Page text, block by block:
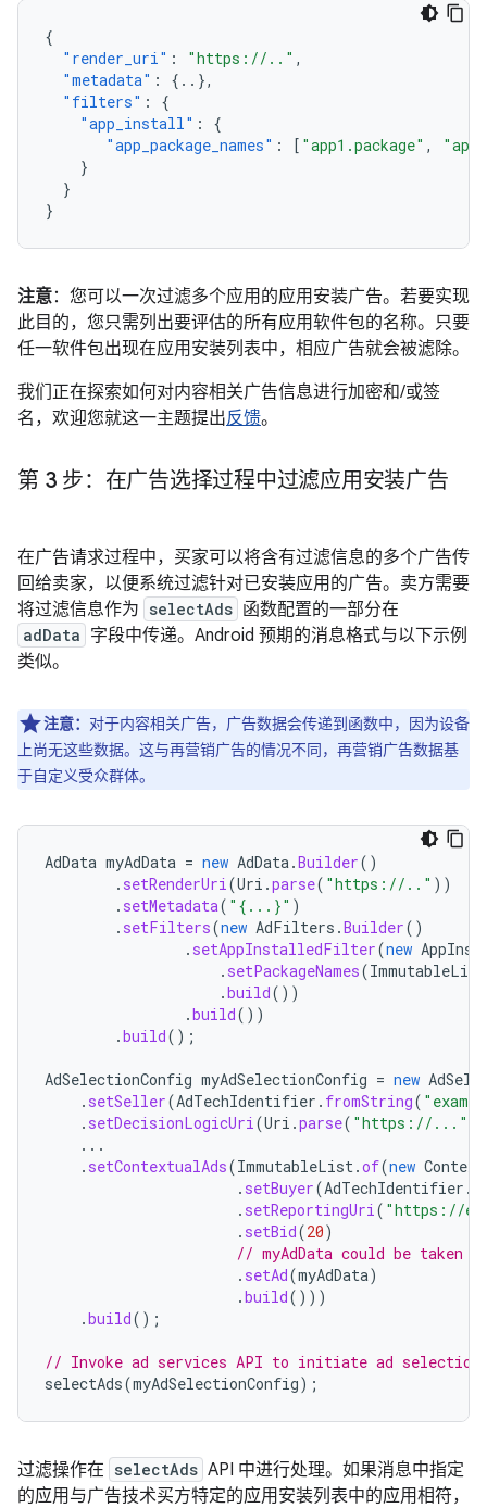
{
"render_uri" : "https://.." ,
"metadata" : { .. },
"filters" :
{
"app_install" :
{
"app_package_names" : [ "app1.package" ,
}
}
}
注意：您可以一次过滤多个应用的应用安装广告。若要实现
此目的，您只需列出要评估的所有应用软件包的名称。只要
任一软件包出现在应用安装列表中，相应广告就会被滤除。
我们正在探索如何对内容相关广告信息进行加密和/或签
名，欢迎您就这一主题提出反馈。
第 3 步：在广告选择过程中过滤应用安装广告
在广告请求过程中，买家可以将含有过滤信息的多个广告传
回给卖家，以便系统过滤针对已安装应用的广告。卖方需要
将过滤信息作为 selectAds 函数配置的一部分在
adData 字段中传递。Android 预期的消息格式与以下示例
类似。
注意： 对于内容相关广告，广告数据会传递到函数中，因为设备
上尚无这些数据。这与再营销广告的情况不同，再营销广告数据基
于自定义受众群体。
AdData myAdData = new AdData.Builder()
. setRenderUri(Uri .parse( "https://.." ))
. setMetadata( "{...}" )
. setFilters(new AdFilters .Builder()
. setAppInstalledFilter(new
. setPackageNames(ImmutableList
.build())
.build())
.build();
AdSelectionConfig myAdSelectionConfig = new
. setSeller(AdTechIdentifier . fromString(
. setDecisionLogicUri(Uri .parse( "https://..."
...
. setContextualAds(ImmutableList.of(new
. setBuyer(AdTechIdentifier .
. setReportingUri( "https://
. setBid(20)
// myAdData could be taken
. setAd(myAdData)
.build()))
.build();
// Invoke ad services API to initiate ad selection
selectAds(myAdSelectionConfig);
过滤操作在 selectAds API 中进行处理。如果消息中指定
的应用与广告技术买方特定的应用安装列表中的应用相符，